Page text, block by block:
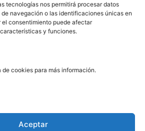
tecnologías nos permitirá procesar datos
navegación o las identificaciones únicas en
el consentimiento puede afectar
y funciones.
cookies para más información.
Aceptar
PRL | Films
PRL | Play
PRL | LAB
Noticias
Legal